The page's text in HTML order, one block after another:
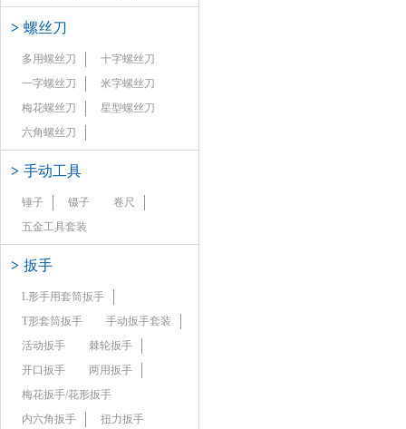
> 螺丝刀
多用螺丝刀
十字螺丝刀
一字螺丝刀
米字螺丝刀
梅花螺丝刀
星型螺丝刀
六角螺丝刀
> 手动工具
锤子 镊子
卷尺
五金工具套装
> 扳手
L形手用套筒扳手
T形套筒扳手
手动扳手套装
活动扳手
棘轮扳手
开口扳手
两用扳手
梅花扳手/花形扳手
内六角扳手
扭力扳手